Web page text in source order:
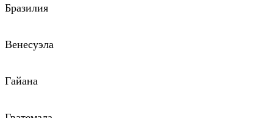
Бразилия
Венесуэла
Гайана